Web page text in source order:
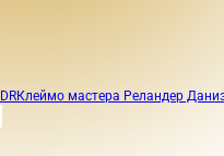
DRКлеймо мастера Реландер